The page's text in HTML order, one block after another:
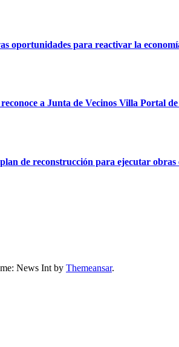
oportunidades para reactivar la
a Junta de Vecinos Villa Portal
de reconstrucción para ejecutar obras
News Int by Themeansar.